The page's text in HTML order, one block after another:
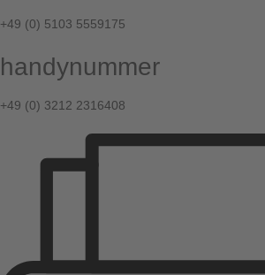
+49 (0) 5103 5559175
handynummer
+49 (0) 3212 2316408